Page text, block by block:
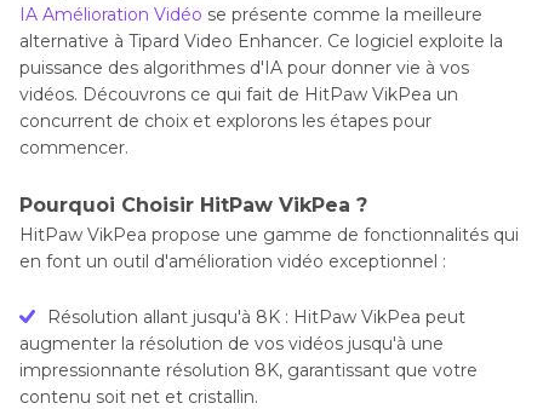
IA Amélioration Vidéo se présente comme la meilleure
alternative à Tipard Video Enhancer. Ce logiciel exploite la
puissance des algorithmes d'IA pour donner vie à vos
vidéos. Découvrons ce qui fait de HitPaw VikPea un
concurrent de choix et explorons les étapes pour
commencer.
Pourquoi Choisir HitPaw VikPea ?
HitPaw VikPea propose une gamme de fonctionnalités qui
en font un outil d'amélioration vidéo exceptionnel :
Résolution allant jusqu'à 8K : HitPaw VikPea peut
augmenter la résolution de vos vidéos jusqu'à une
impressionnante résolution 8K, garantissant que votre
contenu soit net et cristallin.